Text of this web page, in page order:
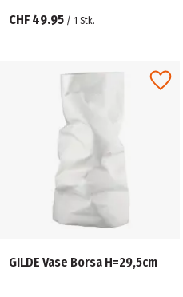
CHF 49.95 / 1 Stk.
GILDE Vase Borsa H=29,5cm